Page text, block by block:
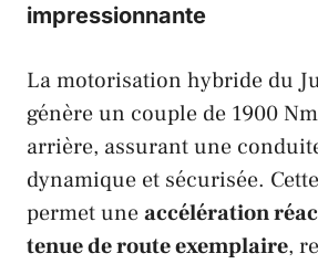
impressionnante
La motorisation hybride du
génère un couple de 1900
arrière, assurant une
dynamique et sécurisée.
permet uneaccélération
tenue de route exemplaire,